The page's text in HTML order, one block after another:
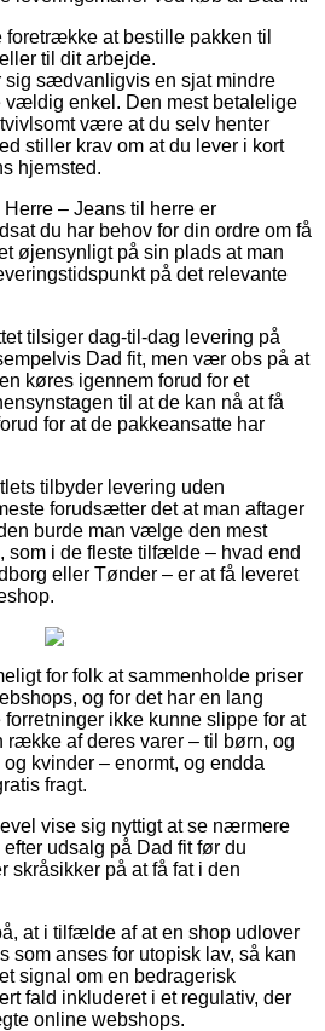
foretrække at bestille pakken til
til dit arbejde.
sig sædvanligvis en sjat mindre
vældig enkel. Den mest betalelige
være at du selv henter
stiller krav om at du lever i kort
hjemsted.
– Jeans til herre er
du har behov for din ordre om få
øjensynligt på sin plads at man
på det relevante
tilsiger dag-til-dag levering på
Dad fit, men vær obs på at
køres igennem forud for et
til at de kan nå at få
for at de pakkeansatte har
tilbyder levering uden
forudsætter det at man aftager
burde man vælge den mest
som i de fleste tilfælde – hvad end
eller Tønder – er at få leveret
for folk at sammenholde priser
og for det har en lang
ikke kunne slippe for at
af deres varer – til børn, og
kvinder – enormt, og endda
fragt.
vise sig nyttigt at se nærmere
udsalg på Dad fit før du
skråsikker på at få fat i den
at i tilfælde af at en shop udlover
som anses for utopisk lav, så kan
signal om en bedragerisk
fald inkluderet i et regulativ, der
online webshops.